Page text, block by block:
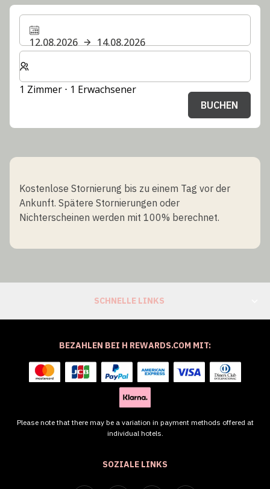
12.08.2026
14.08.2026
Wählen Sie die Anzahl der Zimmer und Gäste für Ihren
1 Zimmer ⋅ 1 Erwachsener
BUCHEN
Kostenlose Stornierung bis zu einem Tag vor der
Ankunft. Spätere Stornierungen oder
Nichterscheinen werden mit 100% berechnet.
SCHNELLE LINKS
SOZIALE LINKS
BEZAHLEN BEI H REWARDS.COM MIT:
Please note that there may be a variation in payment methods offered at
individual hotels.